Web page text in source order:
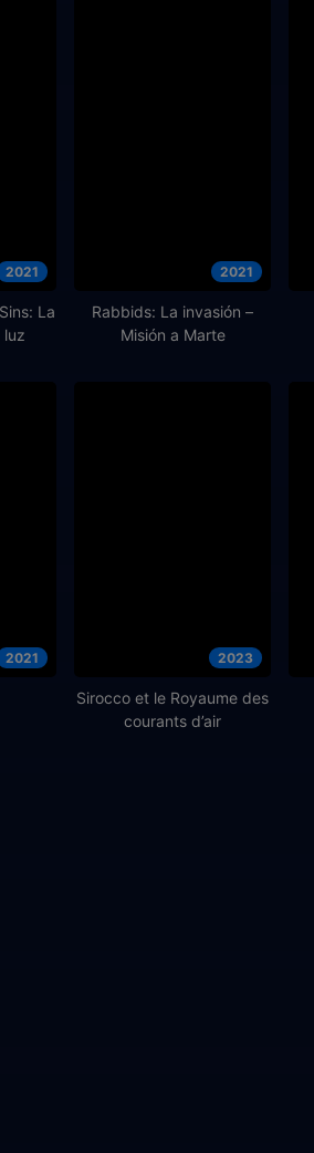
2021
La
luz
2021
Rabbids: La invasión –
Misión a Marte
2021 2023
Sirocco et le Royaume des
courants d’air